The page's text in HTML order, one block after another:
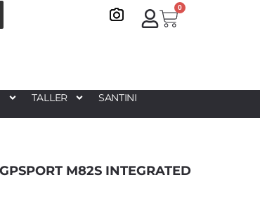
0
TALLER SANTINI
M82S INTEGRATED